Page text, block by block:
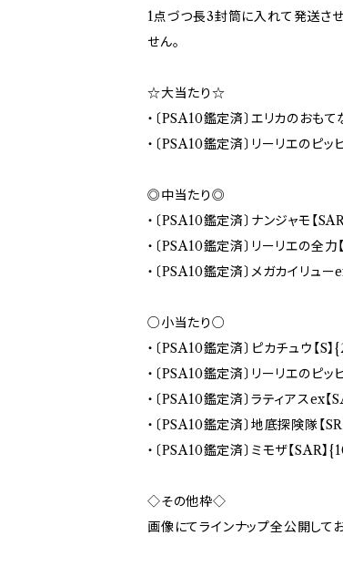
1点づつ長3封筒に入れて発送さ
せん。
☆大当たり☆
・〔PSA10鑑定済〕エリカのおも
・〔PSA10鑑定済〕リーリエのピ
◎中当たり◎
・〔PSA10鑑定済〕ナンジャモ【
・〔PSA10鑑定済〕リーリエの全
・〔PSA10鑑定済〕メガカイリュ
○小当たり○
・〔PSA10鑑定済〕ピカチュウ【S
・〔PSA10鑑定済〕リーリエのピ
・〔PSA10鑑定済〕ラティアスex
・〔PSA10鑑定済〕地底探険隊【
・〔PSA10鑑定済〕ミモザ【SAR
◇その他枠◇
画像にてラインナップ全公開し